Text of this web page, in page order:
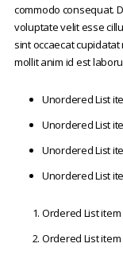
commodo consequat.
voluptate velit esse
sint occaecat
mollit anim id est
Unordered List
Unordered List
Unordered List
Unordered List
Ordered List item
Ordered List item